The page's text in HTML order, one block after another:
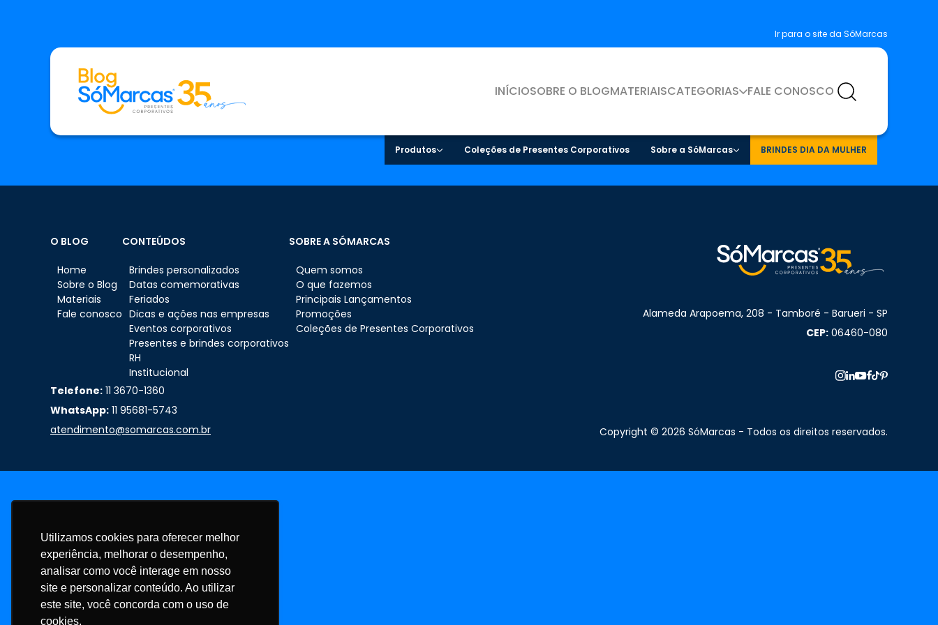
Utilizamos cookies para oferecer melhor
experiência, melhorar o desempenho,
analisar como você interage em nosso
site e personalizar conteúdo. Ao utilizar
este site, você concorda com o uso de
cookies.
Ir para o site da SóMarcas
INÍCIOSOBRE O BLOGMATERIAISCATEGORIAS FALE CONOSCO
Produtos Coleções de Presentes Corporativos Sobre a SóMarcas BRINDES DIA DA MULHER
O BLOG
Home
Sobre o Blog
Materiais
Fale conosco
CONTEÚDOS
Brindes personalizados
Datas comemorativas
Feriados
Dicas e ações nas empresas
Eventos corporativos
Presentes e brindes corporativos
RH
Institucional
SOBRE A SÓMARCAS
Quem somos
O que fazemos
Principais Lançamentos
Promoções
Coleções de Presentes Corporativos
Alameda Arapoema, 208 - Tamboré - Barueri - SP
CEP: 06460-080
Telefone: 11 3670-1360
WhatsApp: 11 95681-5743
atendimento@somarcas.com.br
Copyright © 2026 SóMarcas - Todos os direitos reservados.